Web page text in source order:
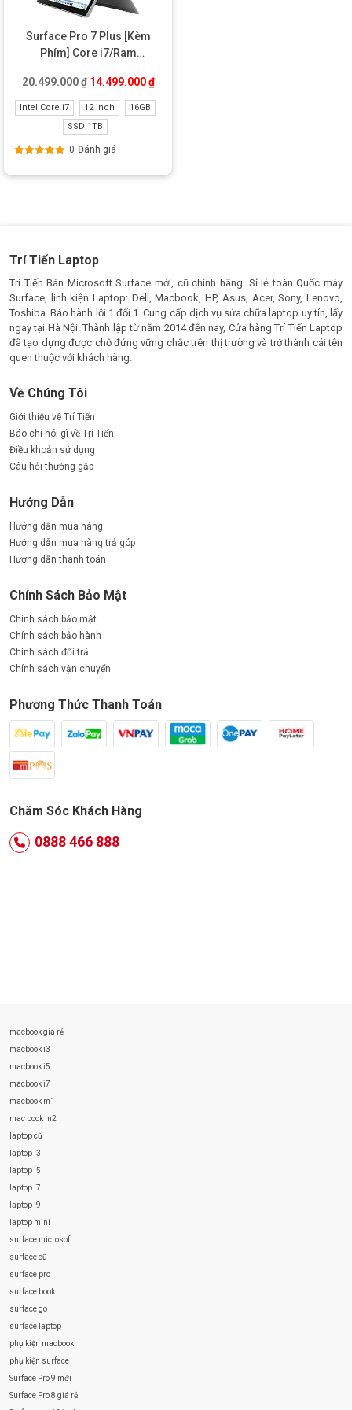
Surface Pro 7 Plus [Kèm
Phím] Core i7/Ram
20.499.000₫ Giá gốc là: 20.499.000 ₫.
14.499.000₫Giá hiện tại là: 14.499.000 ₫.
Intel Core i7 12 inch
16GB
SSD 1TB
0 Đánh giá
Trí Tiến Laptop
Trí Tiến Bán Microsoft Surface mới, cũ chính hãng. Sỉ lẻ toàn Quốc máy
Surface, linh kiện Laptop: Dell, Macbook, HP, Asus, Acer, Sony, Lenovo,
Toshiba. Bảo hành lỗi 1 đổi 1. Cung cấp dịch vụ sửa chữa laptop uy tín, lấy
ngay tại Hà Nội. Thành lập từ năm 2014 đến nay, Cửa hàng Trí Tiến Laptop
đã tạo dựng được chỗ đứng vững chắc trên thị trường và trở thành cái tên
quen thuộc với khách hàng.
Về Chúng Tôi
Giới thiệu về Trí Tiến
Báo chí nói gì về Trí Tiến
Điều khoản sử dụng
Câu hỏi thường gặp
Hướng Dẫn
Hướng dẫn mua hàng
Hướng dẫn mua hàng trả góp
Hướng dẫn thanh toán
Chính Sách Bảo Mật
Chính sách bảo mật
Chính sách bảo hành
Chính sách đổi trả
Chính sách vận chuyển
Phương Thức Thanh Toán
Chăm Sóc Khách Hàng
0888 466 888
macbook giá rẻ
macbook i3
macbook i5
macbook i7
macbook m1
mac book m2
laptop cũ
laptop i3
laptop i5
laptop i7
laptop i9
laptop mini
surface microsoft
surface cũ
surface pro
surface book
surface go
surface laptop
phụ kiện macbook
phụ kiện surface
Surface Pro 9 mới
Surface Pro 8 giá rẻ